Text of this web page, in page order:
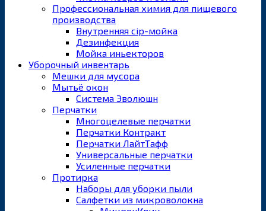
Профессиональная химия для пищевого
производства
Внутренняя cip-мойка
Дезинфекция
Мойка иньекторов
Уборочный инвентарь
Мешки для мусора
Мытьё окон
Система Эволюшн
Перчатки
Многоцелевые перчатки
Перчатки Контракт
Перчатки ЛайтТафф
Универсальные перчатки
Усиленные перчатки
Протирка
Наборы для уборки пыли
Салфетки из микроволокна